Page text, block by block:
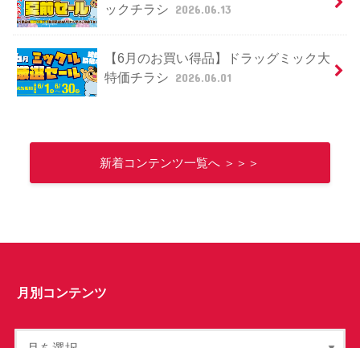
ックチラシ 2026.06.13
【6月のお買い得品】ドラッグミック大
特価チラシ 2026.06.01
新着コンテンツ一覧へ ＞＞＞
月別コンテンツ